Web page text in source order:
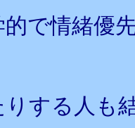
で情緒優
する人も